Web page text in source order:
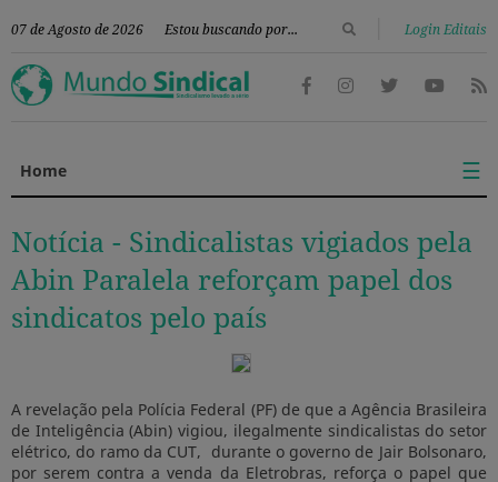
07 de Agosto de 2026 Login Editais
Home ☰
Notícia - Sindicalistas vigiados pela
Abin Paralela reforçam papel dos
sindicatos pelo país
A revelação pela Polícia Federal (PF) de que a Agência Brasileira
de Inteligência (Abin) vigiou, ilegalmente sindicalistas do setor
elétrico, do ramo da CUT, durante o governo de Jair Bolsonaro,
por serem contra a venda da Eletrobras, reforça o papel que